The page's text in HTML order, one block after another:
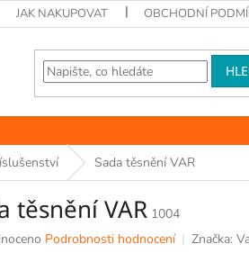
JAK NAKUPOVAT OBCHODNÍ
Sada těsnění VAR
těsnění VAR 1004
Podrobnosti hodnocení Značka: